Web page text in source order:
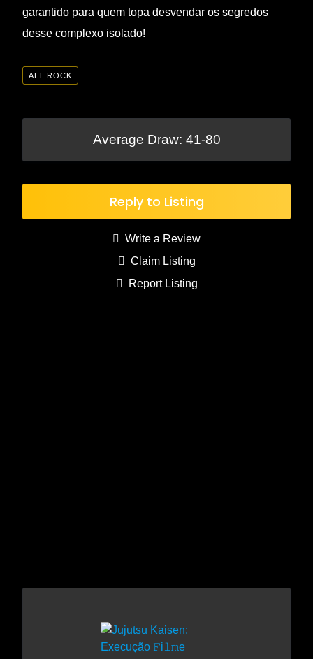
garantido para quem topa desvendar os segredos
desse complexo isolado!
ALT ROCK
Average Draw: 41-80
Reply to Listing
Write a Review
Claim Listing
Report Listing